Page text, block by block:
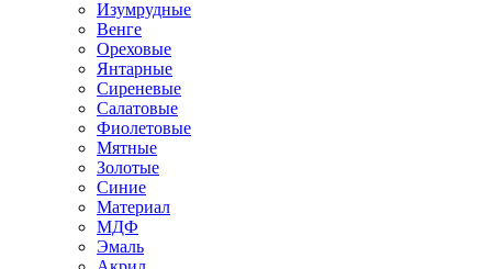
Изумрудные
Венге
Ореховые
Янтарные
Сиреневые
Салатовые
Фиолетовые
Мятные
Золотые
Синие
Материал
МДФ
Эмаль